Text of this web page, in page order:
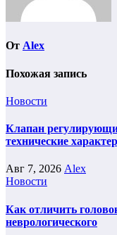
От Alex
Похожая запись
Новости
Клапан
технические
Авг 7, 2026 Alex
Новости
Как отличить
неврологического